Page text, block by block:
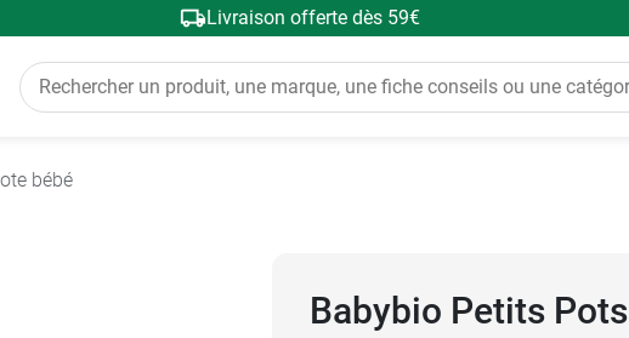
Livraison offerte dès 59€
bébé
Babybio Petits